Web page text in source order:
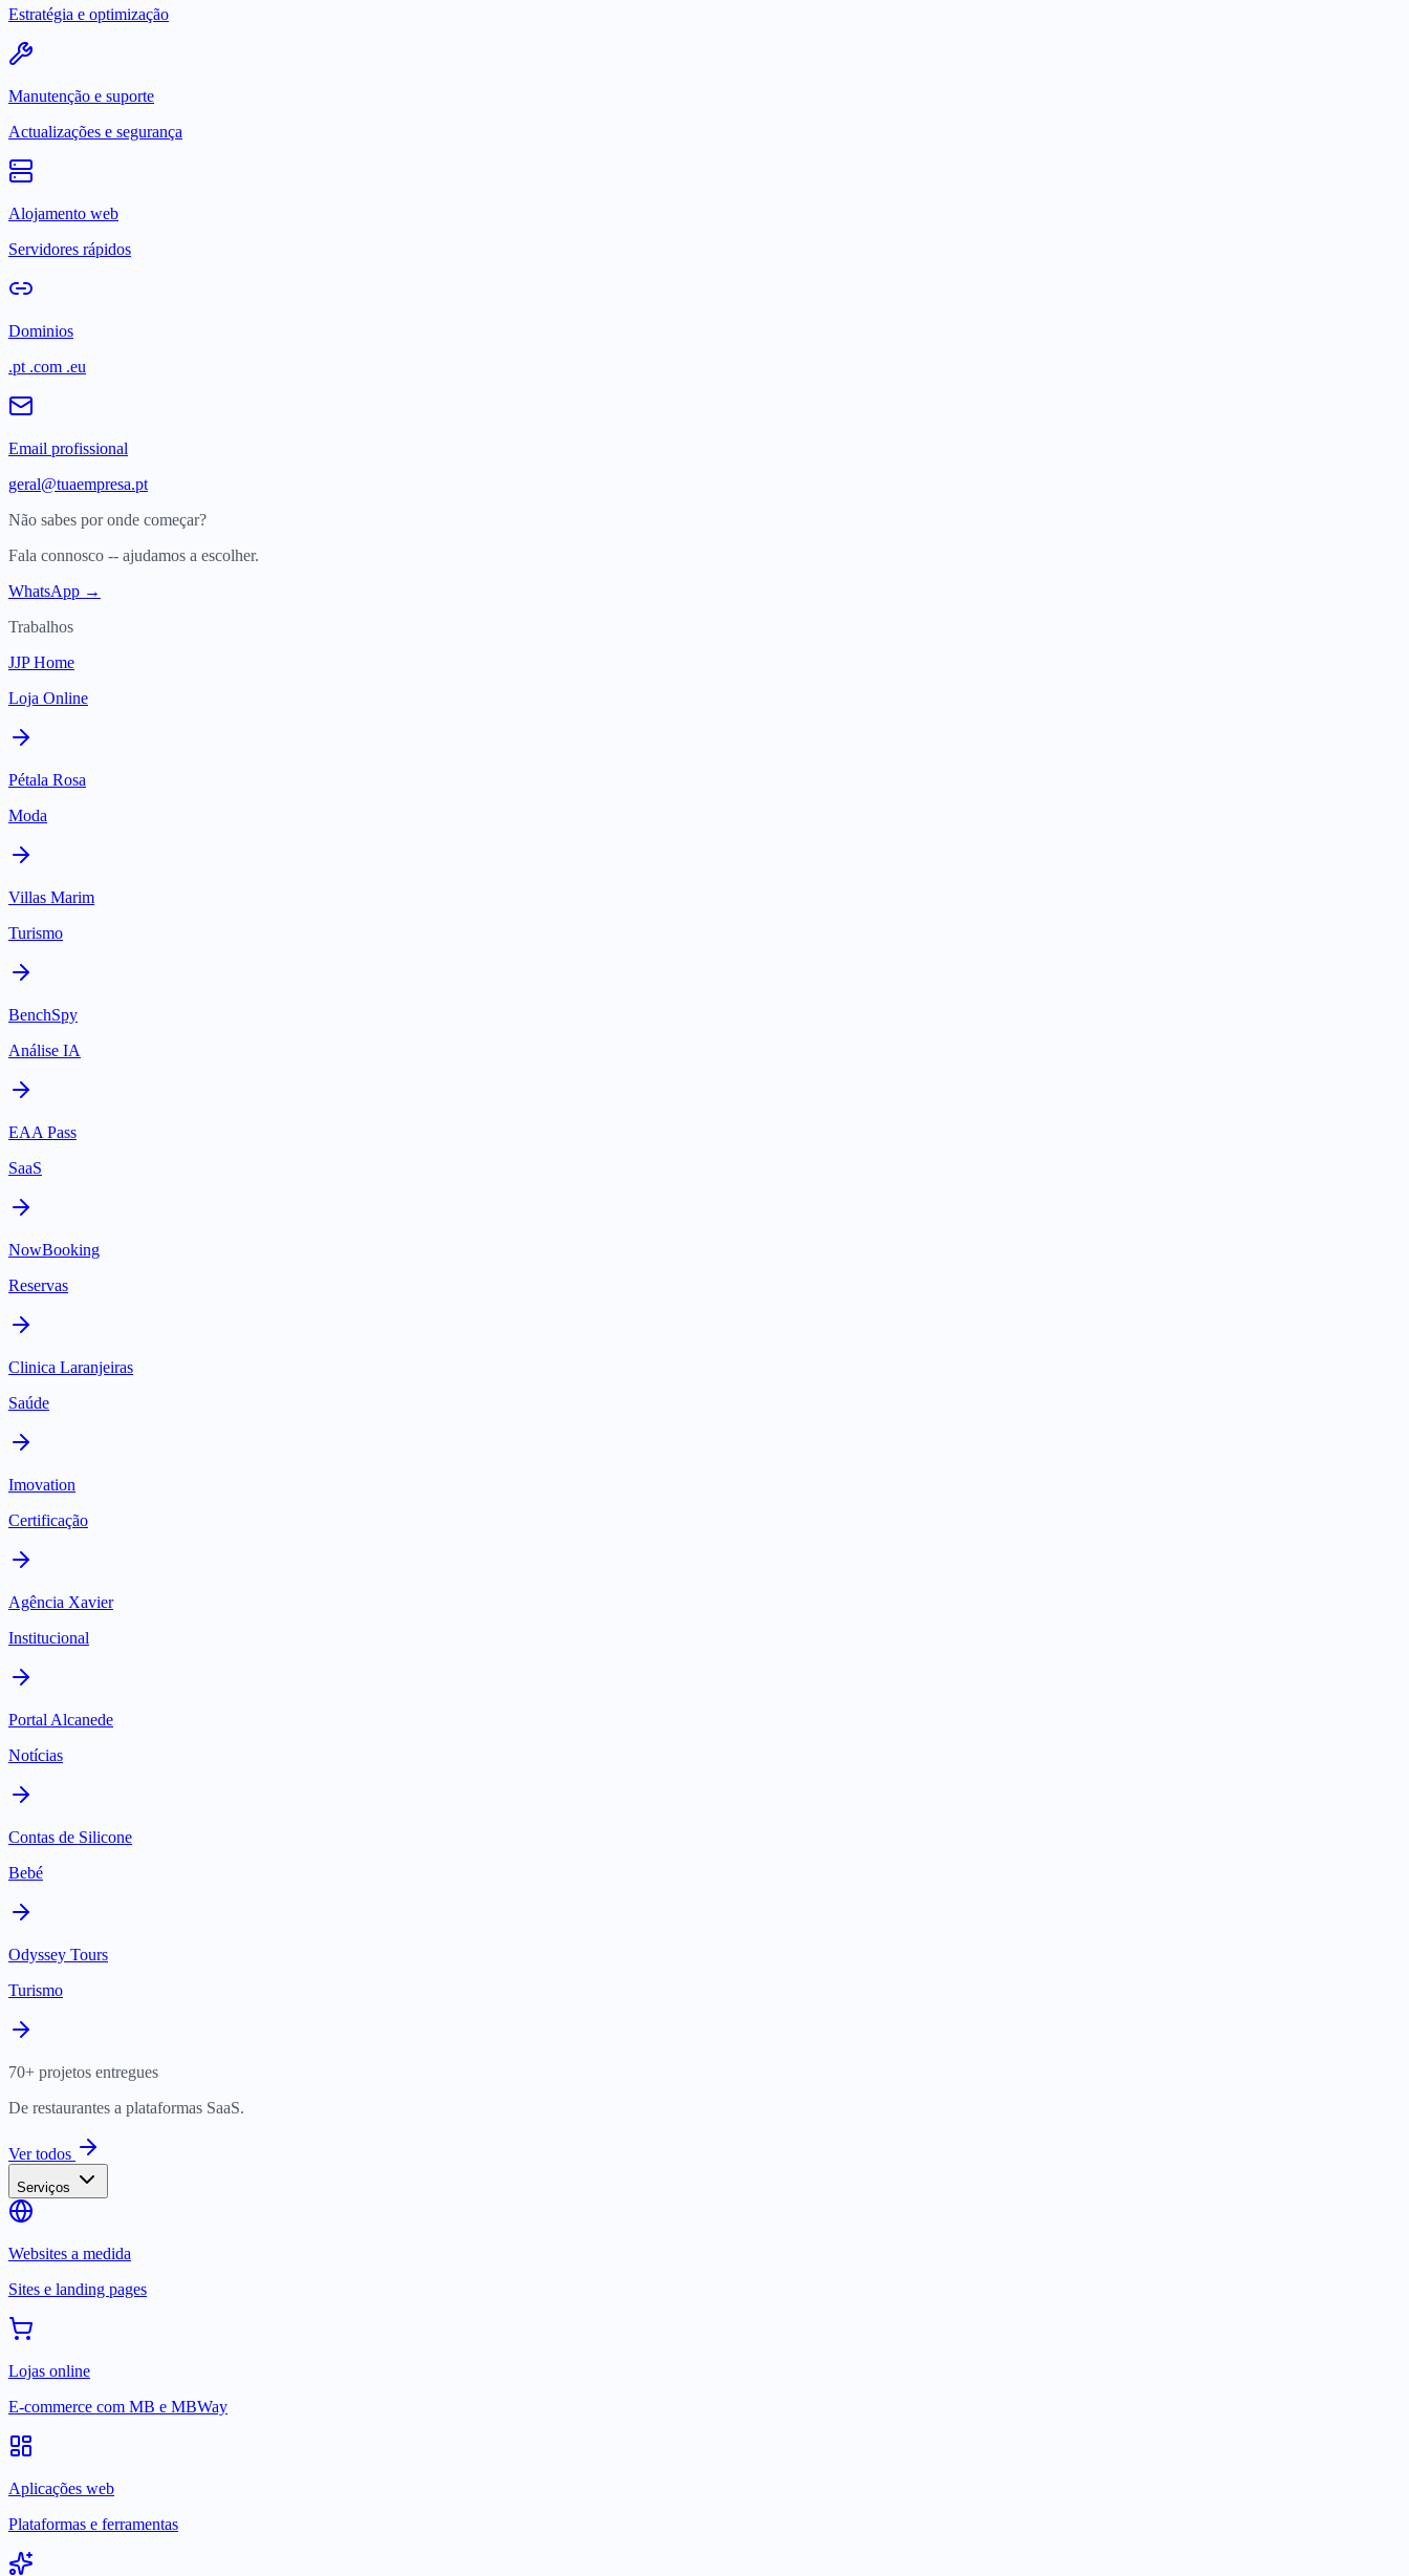
Estratégia e optimização
Manutenção e suporte
Actualizações e segurança
Alojamento web
Servidores rápidos
Dominios
.pt .com .eu
Email profissional
geral@tuaempresa.pt
Não sabes por onde começar?
Fala connosco -- ajudamos a escolher.
WhatsApp →
Trabalhos
JJP Home
Loja Online
Pétala Rosa
Moda
Villas Marim
Turismo
BenchSpy
Análise IA
EAA Pass
SaaS
NowBooking
Reservas
Clinica Laranjeiras
Saúde
Imovation
Certificação
Agência Xavier
Institucional
Portal Alcanede
Notícias
Contas de Silicone
Bebé
Odyssey Tours
Turismo
70+ projetos entregues
De restaurantes a plataformas SaaS.
Ver todos
Serviços
Websites a medida
Sites e landing pages
Lojas online
E-commerce com MB e MBWay
Aplicações web
Plataformas e ferramentas